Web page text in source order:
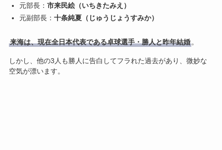
元部長： 市来民絵（いちきたみえ）
元副部長： 十条純夏（じゅうじょうすみか）
来海は、現在全日本代表である卓球選手・勝人と昨年結婚。
しかし、他の3人も勝人に告白してフラれた過去があり、微妙な
空気が漂います。